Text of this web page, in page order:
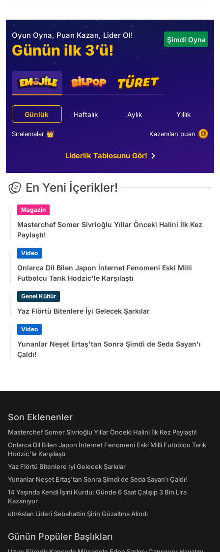
Oyun Oyna, Puan Kazan, Lider Ol!
Günün ilk 3’ü!
Şimdi Oyna
Günlük Haftalık Aylık Yıllık
Sıralamalar 👑 Kazanılan puan
Liderlik Tablosunu Gör!
En Yeni İçerikler!
Magazin
Masterchef Somer Sivrioğlu Yıllar Önceki Halini İlk Kez
Paylaştı!
Video
Onlarca Dil Bilen Japon İnternet Fenomeni Eski Milli
Futbolcu Tarık Hodzic'le Karşılaştı
Genel Kültür
Yaz Flörtü Bitenlere İyi Gelecek Şarkılar
Video
Yunanlar Neşet Ertaş'tan Sonra Şimdi de Seda Sayan'ı
Çaldı!
Son Eklenenler
Masterchef Somer Sivrioğlu Yıllar Önceki Halini İlk Kez Paylaştı!
Onlarca Dil Bilen Japon İnternet Fenomeni Eski Milli Futbolcu Tarık
Hodzic'le Karşılaştı
Yaz Flörtü Bitenlere İyi Gelecek Şarkılar
Yunanlar Neşet Ertaş'tan Sonra Şimdi de Seda Sayan'ı Çaldı!
14 Yaşında Kendi İşini Kurdu: Günde 6 Saat Çalışıp 3 Bin Lira
Kazanıyor
ultrAslan Lideri Sebahattin Şirin Gözaltına Alındı
Günün Popüler Başlıkları